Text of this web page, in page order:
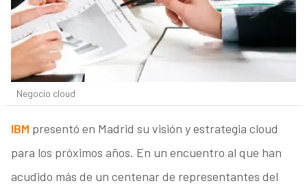
Negocio cloud
IBMpresentó en Madrid su visión y estrategia cloud
para los próximos años. En un encuentro al que han
acudido más de un centenar de representantes del